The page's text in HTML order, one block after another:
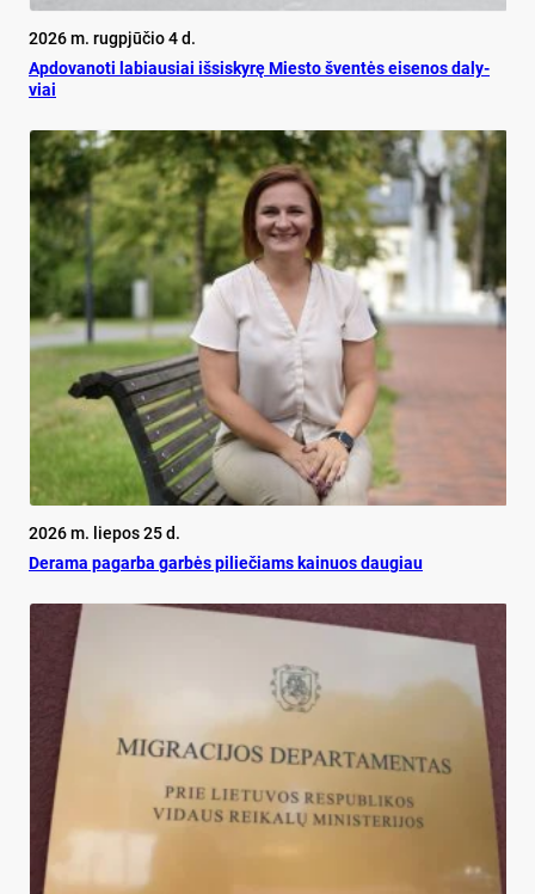
2026 m. rugpjūčio 4 d.
Ap­do­va­no­ti la­biau­siai iš­si­sky­rę Mies­to šven­tės ei­se­nos da­ly­
viai
2026 m. liepos 25 d.
De­ra­ma pa­gar­ba gar­bės pi­lie­čiams kai­nuos dau­giau